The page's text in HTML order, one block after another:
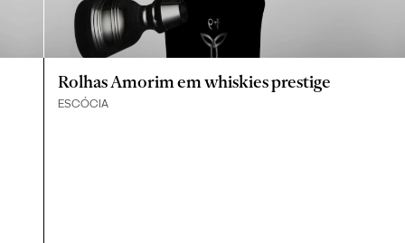
Rolhas Amorim em whiskies prestige
ESCÓCIA